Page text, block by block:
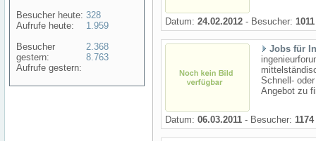
Besucher heute:
Aufrufe heute:
Besucher
gestern:
Aufrufe gestern:
328
1.959
2.368
8.763
Datum: 24.02.2012 - Besucher: 1011
Jobs für
Schnell-
Angebot zu
Datum: 06.03.2011 - Besucher: 1174